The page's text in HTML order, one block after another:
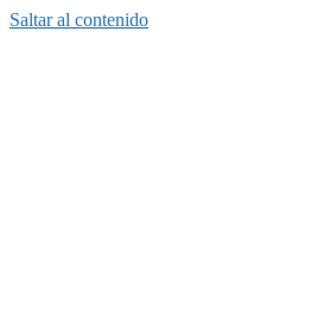
Saltar al contenido